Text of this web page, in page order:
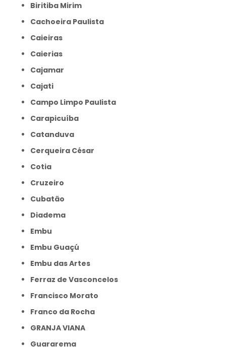
Biritiba Mirim
Cachoeira Paulista
Caieiras
Caierias
Cajamar
Cajati
Campo Limpo Paulista
Carapicuíba
Catanduva
Cerqueira César
Cotia
Cruzeiro
Cubatão
Diadema
Embu
Embu Guaçú
Embu das Artes
Ferraz de Vasconcelos
Francisco Morato
Franco da Rocha
GRANJA VIANA
Guararema